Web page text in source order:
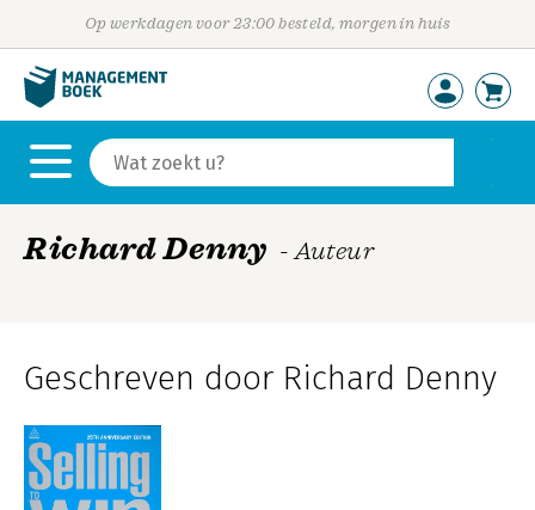
Op werkdagen voor 23:00 besteld, morgen in huis
Richard Denny - Auteur
Geschreven door Richard Denny